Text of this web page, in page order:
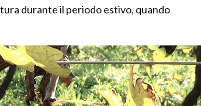
durante il periodo estivo, quando